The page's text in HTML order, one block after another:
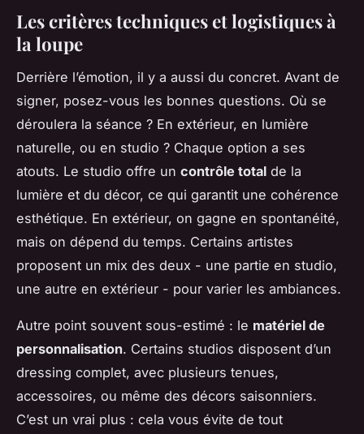
Les critères techniques et logistiques à
la loupe
Derrière l’émotion, il y a aussi du concret. Avant de
signer, posez-vous les bonnes questions. Où se
déroulera la séance ? En extérieur, en lumière
naturelle, ou en studio ? Chaque option a ses
atouts. Le studio offre un contrôle total de la
lumière et du décor, ce qui garantit une cohérence
esthétique. En extérieur, on gagne en spontanéité,
mais on dépend du temps. Certains artistes
proposent un mix des deux - une partie en studio,
une autre en extérieur - pour varier les ambiances.
Autre point souvent sous-estimé : le matériel de
personnalisation. Certains studios disposent d’un
dressing complet, avec plusieurs tenues,
accessoires, ou même des décors saisonniers.
C’est un vrai plus : cela vous évite de tout